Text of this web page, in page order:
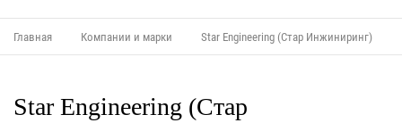
Главная Компании и марки Star Engineering (Стар Инжиниринг)
Star Engineering (Стар